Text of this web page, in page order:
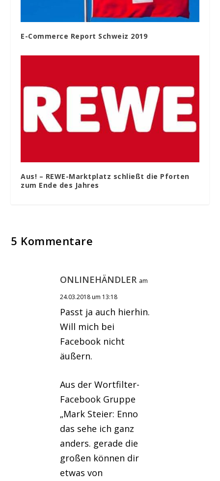
E-Commerce Report Schweiz 2019
Aus! – REWE-Marktplatz schließt die Pforten
zum Ende des Jahres
5 Kommentare
ONLINEHÄNDLER am
24.03.2018 um 13:18
Passt ja auch hierhin.
Will mich bei
Facebook nicht
äußern.
Aus der Wortfilter-
Facebook Gruppe
„Mark Steier: Enno
das sehe ich ganz
anders. gerade die
großen können dir
etwas von